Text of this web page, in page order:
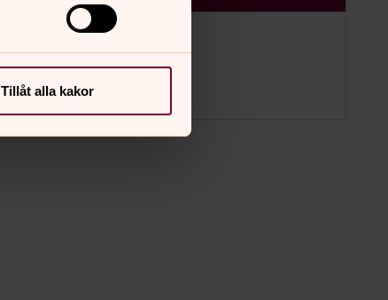
Tillåt alla kakor